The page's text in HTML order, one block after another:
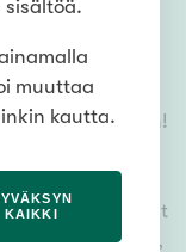
mikä vain!
kaikki myytävät
muuttaa
kautta.
KAIKKI